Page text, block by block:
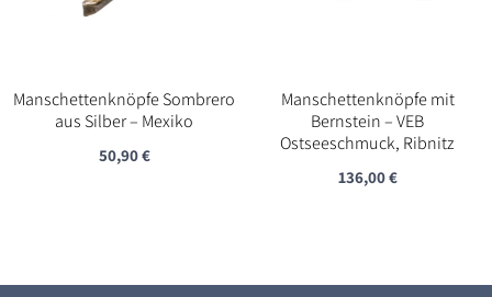
Manschettenknöpfe Sombrero
aus Silber – Mexiko
50,90€
Manschettenknöpfe mit
Bernstein – VEB
Ostseeschmuck, Ribnitz
136,00€